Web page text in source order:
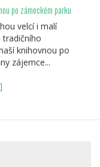
po zámeckém parku
velcí i malí
tradičního
knihovnou po
zájemce...